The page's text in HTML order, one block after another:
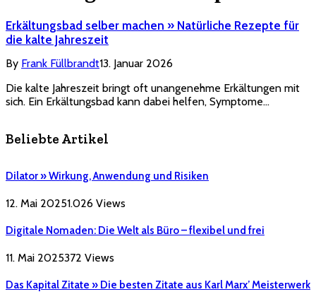
Erkältungsbad selber machen » Natürliche Rezepte für
die kalte Jahreszeit
By Frank Füllbrandt13. Januar 2026
Die kalte Jahreszeit bringt oft unangenehme Erkältungen mit
sich. Ein Erkältungsbad kann dabei helfen, Symptome…
Beliebte Artikel
Dilator » Wirkung, Anwendung und Risiken
12. Mai 20251.026 Views
Digitale Nomaden: Die Welt als Büro – flexibel und frei
11. Mai 2025372 Views
Das Kapital Zitate » Die besten Zitate aus Karl Marx’ Meisterwerk